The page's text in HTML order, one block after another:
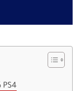
كيفية تغيير الرقابة الأبوية على PS4